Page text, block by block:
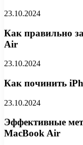
23.10.2024
Как правильно
Air
23.10.2024
Как починить
23.10.2024
Эффективные
MacBook Air